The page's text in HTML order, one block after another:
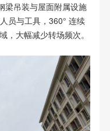
梁吊装与屋面附属设施
员与工具，360° 连续
，大幅减少转场频次。